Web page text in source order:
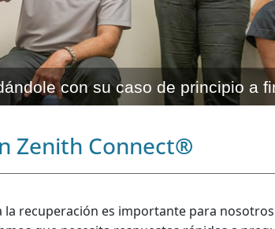
con su caso de principio a
Zenith Connect®
la recuperación es importante para